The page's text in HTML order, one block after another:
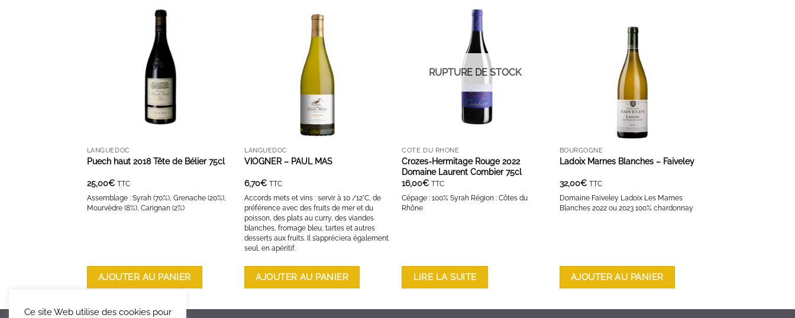
AJOUTER À LA LISTE D'ENVIES
LANGUEDOC
Puech haut 2018 Tête de Bélier 75cl
25,00€ TTC
Assemblage : Syrah (70%), Grenache (20%),
Mourvèdre (8%), Carignan (2%)
AJOUTER AU PANIER
AJOUTER À LA LISTE D'ENVIES
LANGUEDOC
VIOGNER – PAUL MAS
6,70€ TTC
Accords mets et vins : servir à 10 /12°C, de
préférence avec des fruits de mer et du
poisson, des plats au curry, des viandes
blanches, fromage bleu, tartes et autres
desserts aux fruits. Il s’appréciera également
seul, en apéritif.
AJOUTER AU PANIER
AJOUTER À LA LISTE D'ENVIES
RUPTURE DE STOCK
CÔTE DU RHÔNE
Crozes-Hermitage Rouge 2022
Domaine Laurent Combier 75cl
16,00€ TTC
Cépage : 100% Syrah Région : Côtes du
Rhône
LIRE LA SUITE
AJOUTER À LA LISTE D'ENVIES
BOURGOGNE
Ladoix Marnes Blanches – Faiveley
32,00€ TTC
Domaine Faiveley Ladoix Les Marnes
Blanches 2022 ou 2023 100% chardonnay
AJOUTER AU PANIER
Ce site Web utilise des cookies pour